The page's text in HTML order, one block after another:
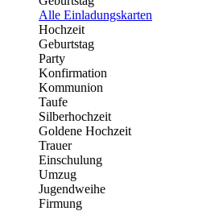
Alle Einladungskarten
Hochzeit
Geburtstag
Party
Konfirmation
Kommunion
Taufe
Silberhochzeit
Goldene Hochzeit
Trauer
Einschulung
Umzug
Jugendweihe
Firmung